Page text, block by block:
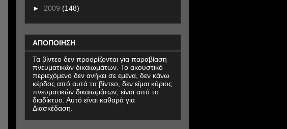
► 2009 (148)
ΑΠΟΠΟΙΗΣΗ
Τα βίντεο δεν προορίζονται για παραβίαση
πνευματικών δικαιωμάτων. Το ακουστικό
περιεχόμενο δεν ανήκει σε εμένα, δεν κάνω
κέρδος από αυτά τα βίντεο, δεν είμαι κύριος
πνευματικών δικαιωμάτων, είναι από το
διαδίκτυο. Αυτό είναι καθαρά για
Διασκέδαση.